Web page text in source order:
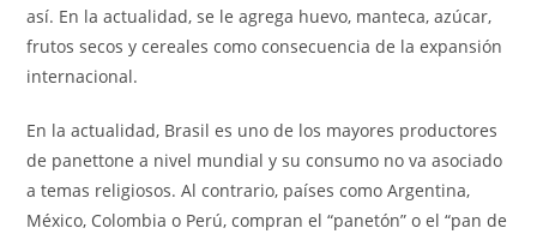
así. En la actualidad, se le agrega huevo, manteca, azúcar,
frutos secos y cereales como consecuencia de la expansión
internacional.
En la actualidad, Brasil es uno de los mayores productores
de panettone a nivel mundial y su consumo no va asociado
a temas religiosos. Al contrario, países como Argentina,
México, Colombia o Perú, compran el “panetón” o el “pan de